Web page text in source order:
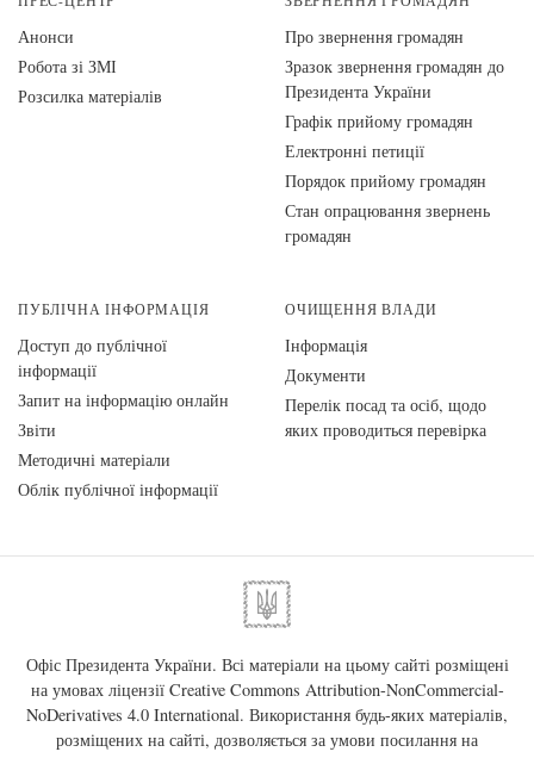
Анонси
Робота зі ЗМІ
Розсилка матеріалів
Про звернення громадян
Зразок звернення громадян до
Президента України
Графік прийому громадян
Електронні петиції
Порядок прийому громадян
Стан опрацювання звернень
громадян
ПУБЛІЧНА ІНФОРМАЦІЯ
Доступ до публічної
інформації
Запит на інформацію онлайн
Звіти
Методичні матеріали
Облік публічної інформації
ОЧИЩЕННЯ ВЛАДИ
Інформація
Документи
Перелік посад та осіб, щодо
яких проводиться перевірка
Офіс Президента України. Всі матеріали на цьому сайті розміщені
на умовах ліцензії Creative Commons Attribution-NonCommercial-
NoDerivatives 4.0 International. Використання будь-яких матеріалів,
розміщених на сайті, дозволяється за умови посилання на